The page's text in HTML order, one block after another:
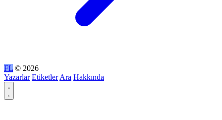
FL © 2026
Yazarlar Etiketler Ara Hakkında